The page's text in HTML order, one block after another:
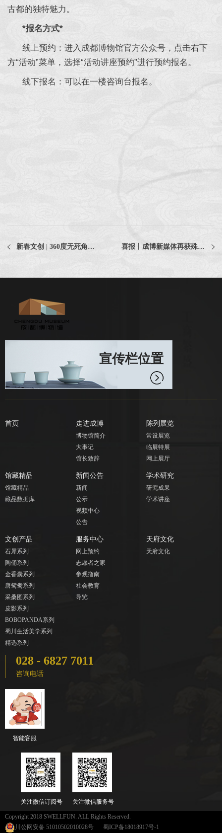
古都的独特魅力。
*报名方式*
线上预约：进入成都博物馆官方公众号，点击右下
方“活动”菜单，选择“活动讲座预约”进行预约报名。
线下报名：可以在一楼咨询台报名。
新春文创 | 360度无死角，蛇年惊喜抢先看！ 喜报丨成博新媒体再获殊荣！
宣传栏位置
首页 走进成博
博物馆简介
大事记
馆长致辞
陈列展览
常设展览
临展特展
网上展厅
馆藏精品
馆藏精品
藏品数据库
新闻公告
新闻
公示
视频中心
公告
学术研究
研究成果
学术讲座
文创产品
石犀系列
陶俑系列
金香囊系列
唐鸳鸯系列
采桑图系列
皮影系列
BOBOPANDA系列
蜀川生活美学系列
精选系列
服务中心
网上预约
志愿者之家
参观指南
社会教育
导览
天府文化
天府文化
028 - 6827 7011
咨询电话
智能客服
关注微信服务号
关注微信订阅号
Copyright 2018 SWELLFUN. ALL Rights Reserved.
川公网安备 51010502010028号
蜀ICP备18018917号-1